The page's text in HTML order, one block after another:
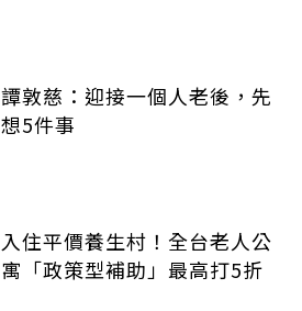
譚敦慈：迎接一個人老後，先
想5件事
入住平價養生村！全台老人公
寓「政策型補助」最高打5折